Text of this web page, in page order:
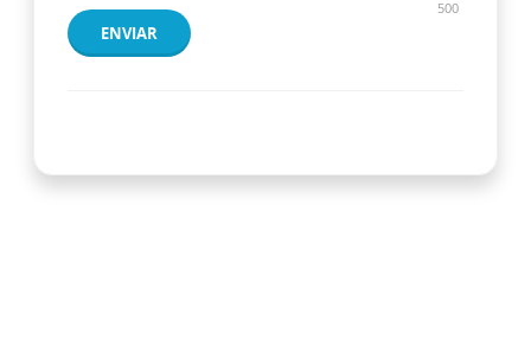
500
ENVIAR